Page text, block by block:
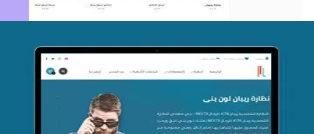
تصميم متجر اي كير